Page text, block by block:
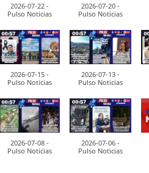
2026-07-22 -
Pulso Noticias
2026-07-20 -
Pulso Noticias
2026-07-15 -
Pulso Noticias
2026-07-13 -
Pulso Noticias
2026-07-08 -
Pulso Noticias
2026-07-06 -
Pulso Noticias